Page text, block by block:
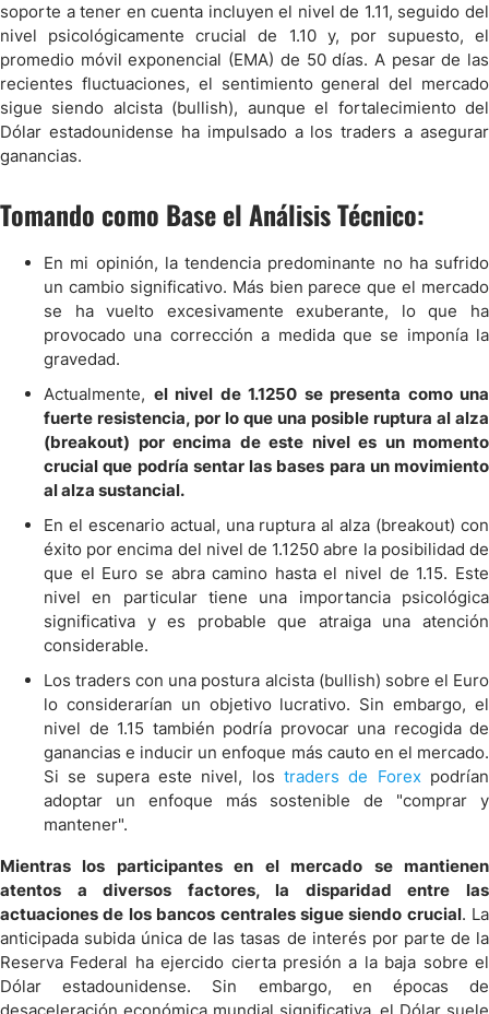
soporte a tener en cuenta incluyen el nivel de 1.11, seguido del
nivel psicológicamente crucial de 1.10 y, por supuesto, el
promedio móvil exponencial (EMA) de 50 días. A pesar de las
recientes fluctuaciones, el sentimiento general del mercado
sigue siendo alcista (bullish), aunque el fortalecimiento del
Dólar estadounidense ha impulsado a los traders a asegurar
ganancias.
Tomando como Base el Análisis Técnico:
En mi opinión, la tendencia predominante no ha sufrido
un cambio significativo. Más bien parece que el mercado
se ha vuelto excesivamente exuberante, lo que ha
provocado una corrección a medida que se imponía la
gravedad.
Actualmente, el nivel de 1.1250 se presenta como una
fuerte resistencia, por lo que una posible ruptura al alza
(breakout) por encima de este nivel es un momento
crucial que podría sentar las bases para un movimiento
al alza sustancial.
En el escenario actual, una ruptura al alza (breakout) con
éxito por encima del nivel de 1.1250 abre la posibilidad de
que el Euro se abra camino hasta el nivel de 1.15. Este
nivel en particular tiene una importancia psicológica
significativa y es probable que atraiga una atención
considerable.
Los traders con una postura alcista (bullish) sobre el Euro
lo considerarían un objetivo lucrativo. Sin embargo, el
nivel de 1.15 también podría provocar una recogida de
ganancias e inducir un enfoque más cauto en el mercado.
Si se supera este nivel, los traders de Forexpodrían
adoptar un enfoque más sostenible de "comprar y
mantener".
Mientras los participantes en el mercado se mantienen
atentos a diversos factores, la disparidad entre las
actuaciones de los bancos centrales sigue siendo crucial. La
anticipada subida única de las tasas de interés por parte de la
Reserva Federal ha ejercido cierta presión a la baja sobre el
Dólar estadounidense. Sin embargo, en épocas de